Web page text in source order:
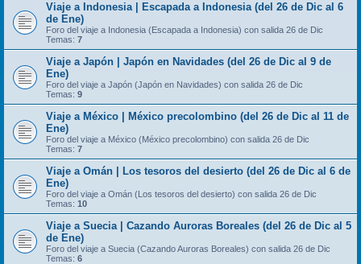
Viaje a Indonesia | Escapada a Indonesia (del 26 de Dic al 6
de Ene)
Foro del viaje a Indonesia (Escapada a Indonesia) con salida 26 de Dic
Temas: 7
Viaje a Japón | Japón en Navidades (del 26 de Dic al 9 de
Ene)
Foro del viaje a Japón (Japón en Navidades) con salida 26 de Dic
Temas: 9
Viaje a México | México precolombino (del 26 de Dic al 11 de
Ene)
Foro del viaje a México (México precolombino) con salida 26 de Dic
Temas: 7
Viaje a Omán | Los tesoros del desierto (del 26 de Dic al 6 de
Ene)
Foro del viaje a Omán (Los tesoros del desierto) con salida 26 de Dic
Temas: 10
Viaje a Suecia | Cazando Auroras Boreales (del 26 de Dic al 5
de Ene)
Foro del viaje a Suecia (Cazando Auroras Boreales) con salida 26 de Dic
Temas: 6